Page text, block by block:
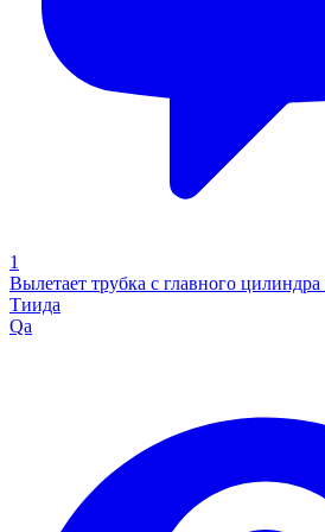
1
Вылетает трубка с главного
Тиида
Qa